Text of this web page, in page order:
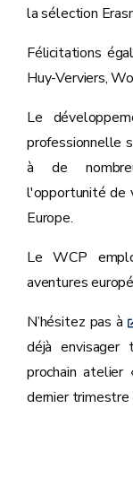
la sélection
Félicitations
Huy-Verviers,
Le
professionnelle
à de
l'opportunité de
Europe.
Le WCP
aventures
N’hésitez pas à
déjà
prochain
dernier